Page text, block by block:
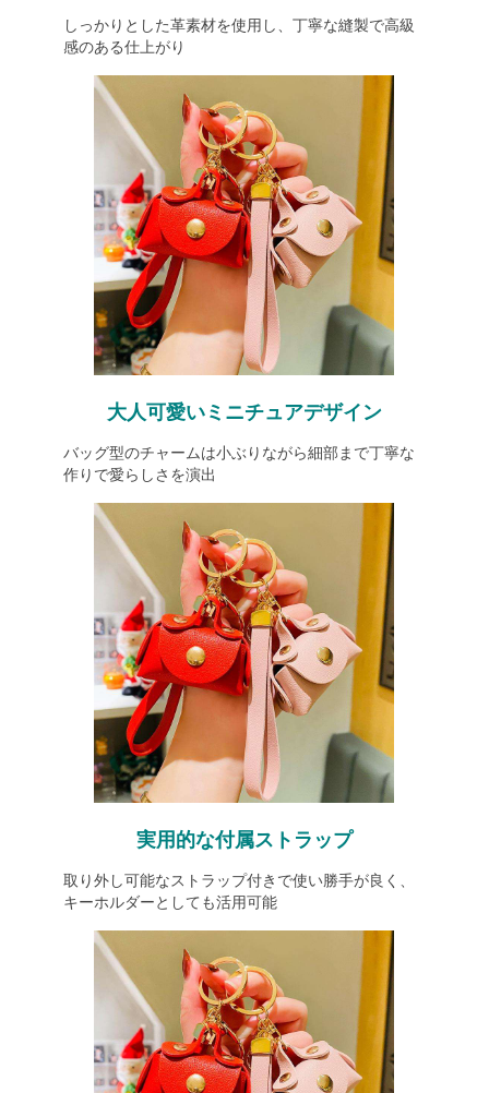
しっかりとした革素材を使用し、丁寧な縫製で高級
感のある仕上がり
大人可愛いミニチュアデザイン
バッグ型のチャームは小ぶりながら細部まで丁寧な
作りで愛らしさを演出
実用的な付属ストラップ
取り外し可能なストラップ付きで使い勝手が良く、
キーホルダーとしても活用可能